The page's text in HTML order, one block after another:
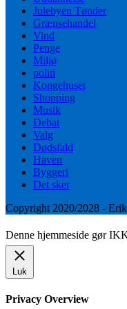
Julebyen Tønder
Grænsehandel
Vind
Penge
Miljø
politi
Kongehuset
Shopping
Musik
Debat
Valg
Dødsfald
Haven
Byggeri
Det sker
Copyright 2020/2028 -
Denne hjemmeside gør
Luk
Privacy Overview